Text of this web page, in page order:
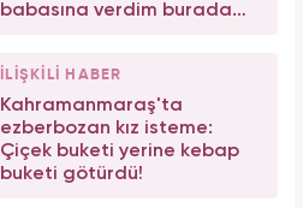
babasına verdim burada
İLİŞKİLİ HABER
Kahramanmaraş'ta
ezberbozan kız isteme:
Çiçek buketi yerine kebap
buketi götürdü!